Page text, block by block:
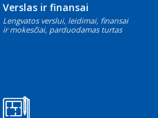
Verslas ir finansai
Lengvatos verslui, leidimai, finansai
ir mokesčiai, parduodamas turtas